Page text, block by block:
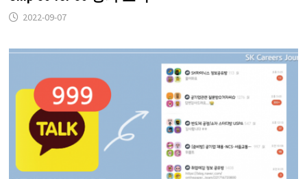
2022-09-07